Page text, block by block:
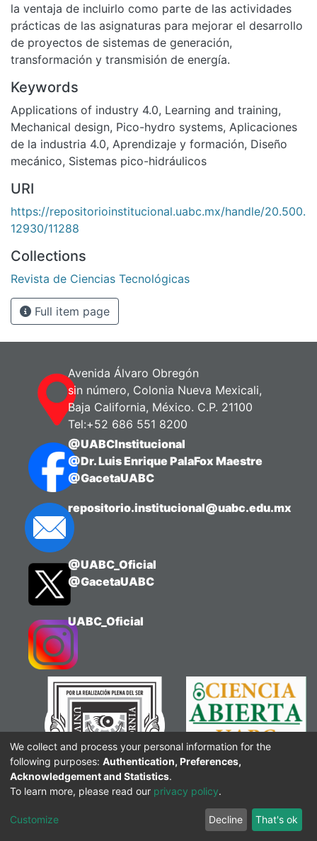
la ventaja de incluirlo como parte de las actividades
prácticas de las asignaturas para mejorar el desarrollo
de proyectos de sistemas de generación,
transformación y transmisión de energía.
Keywords
Applications of industry 4.0, Learning and training,
Mechanical design, Pico-hydro systems, Aplicaciones
de la industria 4.0, Aprendizaje y formación, Diseño
mecánico, Sistemas pico-hidráulicos
URI
https://repositorioinstitucional.uabc.mx/handle/20.500.
12930/11288
Collections
Revista de Ciencias Tecnológicas
Full item page
Avenida Álvaro Obregón
sin número, Colonia Nueva Mexicali,
Baja California, México. C.P. 21100
Tel:+52 686 551 8200
@UABCInstitucional
@Dr. Luis Enrique PalaFox Maestre
@GacetaUABC
repositorio.institucional@uabc.edu.mx
@UABC_Oficial
@GacetaUABC
UABC_Oficial
We collect and process your personal information for the
following purposes: Authentication, Preferences,
Acknowledgement and Statistics.
To learn more, please read our privacy policy.
Customize Decline That's ok